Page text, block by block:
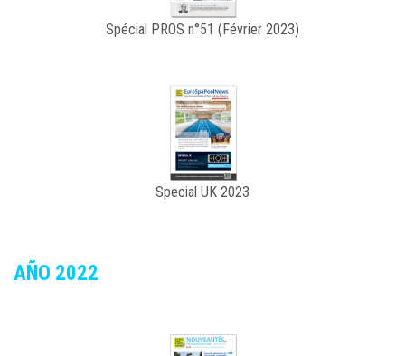
Spécial PROS n°51 (Février 2023)
Special UK 2023
AÑO 2022